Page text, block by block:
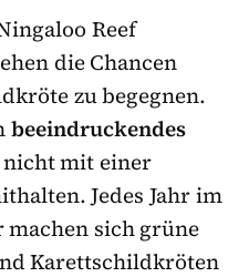
Reef
die Chancen
zu begegnen.
beeindruckendes
nicht mit einer
Jedes Jahr im
machen sich grüne
Karettschildkröten